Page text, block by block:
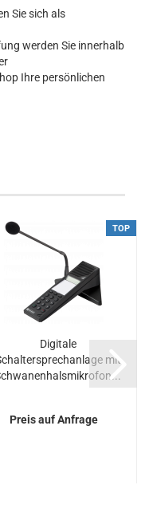
Sie sich als
werden Sie innerhalb
Ihre persönlichen
TOP
Digitale
mit
Preis auf Anfrage